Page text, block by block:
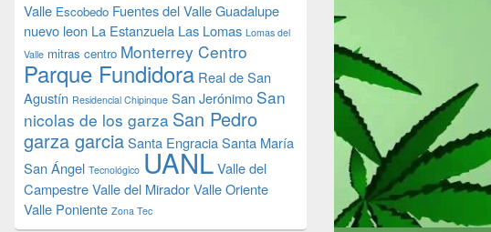
Valle Escobedo Fuentes del ValleGuadalupe
nuevo leon La Estanzuela Las Lomas Lomas del
Valle mitras centro Monterrey Centro
Parque Fundidora Real de San
Agustín Residencial Chipinque San Jerónimo San
nicolas de los garza San Pedro
garza garciaSanta EngraciaSanta María
San Ángel Tecnológico UANLValle del
CampestreValle del MiradorValle Oriente
Valle Poniente Zona Tec